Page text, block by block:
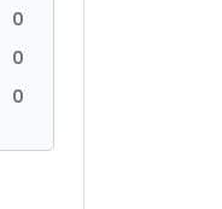
0
0
0